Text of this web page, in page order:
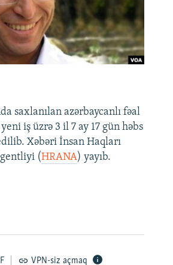
saxlanılan azərbaycanlı fəal
iş üzrə 3 il 7 ay 17 gün həbs
Xəbəri İnsan Haqları
(HRANA) yayıb.
VPN-siz açmaq